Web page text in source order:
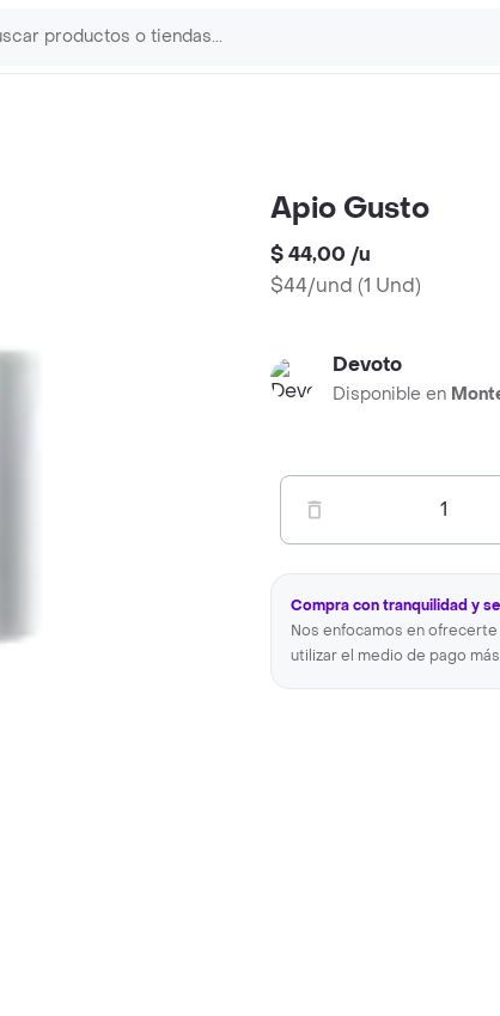
Apio Gusto
$ 44,00 /u
$44/und (1 Und)
Devoto
Disponible en
1
Compra con tranquilidad y
Nos enfocamos en
utilizar el medio de pago